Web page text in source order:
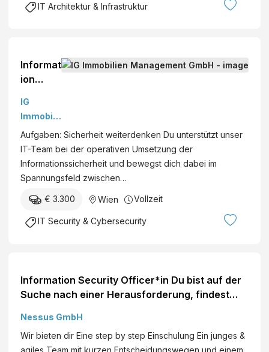
IT Architektur & Infrastruktur
Informat
ion
Officer
(ISO)
(m/w/d),
Wien |
Vollzeit |
ab
sofortD
Eine
ionssich
erheit
echter
Perspek
IG
Immobili
en
Manage
ment
GmbH
Aufgaben: Sicherheit weiterdenken Du unterstützt unser
IT-Team bei der operativen Umsetzung der
Informationssicherheit und bewegst dich dabei im
Spannungsfeld zwischen…
€ 3.300 Wien Vollzeit
IT Security & Cybersecurity
Information Security Officer*in Du bist auf der
Suche nach einer Herausforderung, findest
spannend? Dann bist du bei uns genau richtig!
Nessus GmbH
Wir bieten dir Eine step by step Einschulung Ein junges &
agiles Team mit kurzen Entscheidungswegen und einem